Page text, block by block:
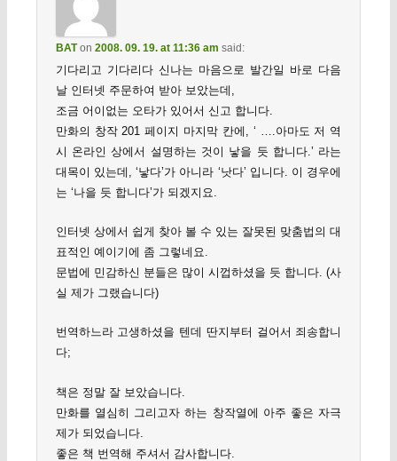
BATon 2008. 09. 19. at 11:36 am said:
기다리고 기다리다 신나는 마음으로 발간일 바로 다음
날 인터넷 주문하여 받아 보았는데,
조금 어이없는 오타가 있어서 신고 합니다.
만화의 창작 201 페이지 마지막 칸에, ‘ ….아마도 저 역
시 온라인 상에서 설명하는 것이 낳을 듯 합니다.’ 라는
대목이 있는데, ‘낳다’가 아니라 ‘낫다’ 입니다. 이 경우에
는 ‘나을 듯 합니다’가 되겠지요.
인터넷 상에서 쉽게 찾아 볼 수 있는 잘못된 맞춤법의 대
표적인 예이기에 좀 그렇네요.
문법에 민감하신 분들은 많이 시껍하셨을 듯 합니다. (사
실 제가 그랬습니다)
번역하느라 고생하셨을 텐데 딴지부터 걸어서 죄송합니
다;
책은 정말 잘 보았습니다.
만화를 열심히 그리고자 하는 창작열에 아주 좋은 자극
제가 되었습니다.
좋은 책 번역해 주셔서 감사합니다.